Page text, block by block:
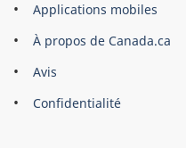
gouvernement
du
Canada
Applications mobiles
À propos de Canada.ca
Avis
Confidentialité